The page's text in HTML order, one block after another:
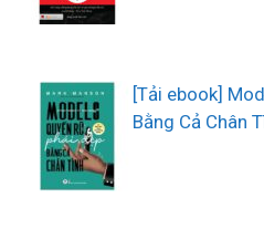
[Tải ebook]
Bằng Cả Chân